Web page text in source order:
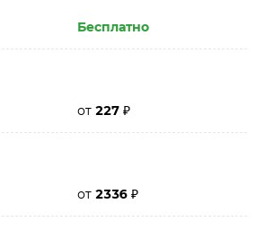
Бесплатно
от 227 ₽
от 2336 ₽